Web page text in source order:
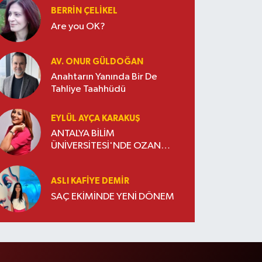
BERRIN ÇELIKEL
Are you OK?
AV. ONUR GÜLDOĞAN
Anahtarın Yanında Bir De
Tahliye Taahhüdü
EYLÜL AYÇA KARAKUŞ
ANTALYA BİLİM
ÜNİVERSİTESİ'NDE OZAN
ASLI KAFIYE DEMIR
SAÇ EKİMİNDE YENİ DÖNEM